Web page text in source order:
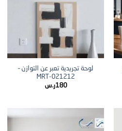
لوحة تجريدية تعبر عن التوازن –
MRT-021212
180ر.س